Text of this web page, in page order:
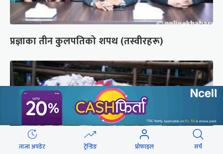
प्रज्ञाका तीन कुलपतिको शपथ (तस्वीरहरू)
ताजा अपडेट ट्रेन्डिङ प्रोफाइल सर्च